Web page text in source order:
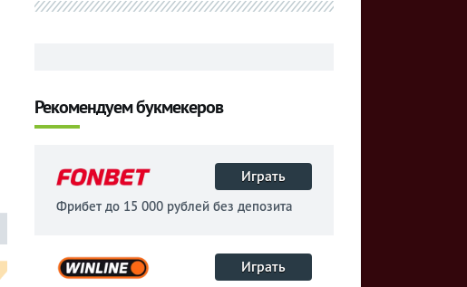
Рекомендуем букмекеров
Играть
Фрибет до 15 000 рублей без депозита
Играть